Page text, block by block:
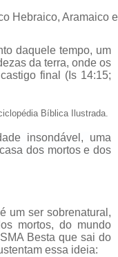
Hebraico, Aramaico
daquele tempo, um
da terra, onde os
final (Is 14:15;
Bíblica Ilustrada.
insondável, uma
dos mortos e dos
um ser sobrenatural,
mortos, do mundo
Besta que sai do
essa ideia: